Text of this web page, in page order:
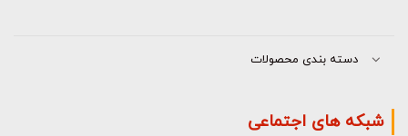
دسته بندی محصولات
شبکه های اجتماعی